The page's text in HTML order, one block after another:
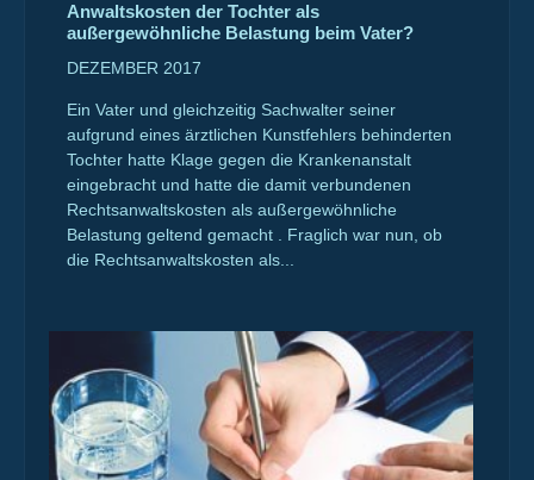
Anwaltskosten der Tochter als
außergewöhnliche Belastung beim Vater?
DEZEMBER 2017
Ein Vater und gleichzeitig Sachwalter seiner
aufgrund eines ärztlichen Kunstfehlers behinderten
Tochter hatte Klage gegen die Krankenanstalt
eingebracht und hatte die damit verbundenen
Rechtsanwaltskosten als außergewöhnliche
Belastung geltend gemacht . Fraglich war nun, ob
die Rechtsanwaltskosten als...